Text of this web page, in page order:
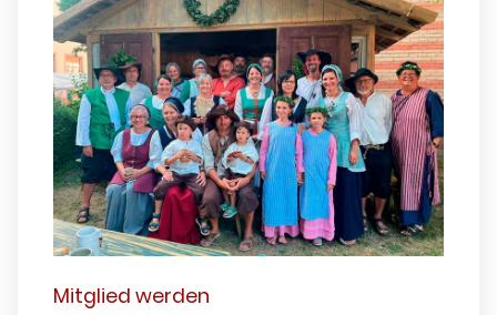
Mitglied werden